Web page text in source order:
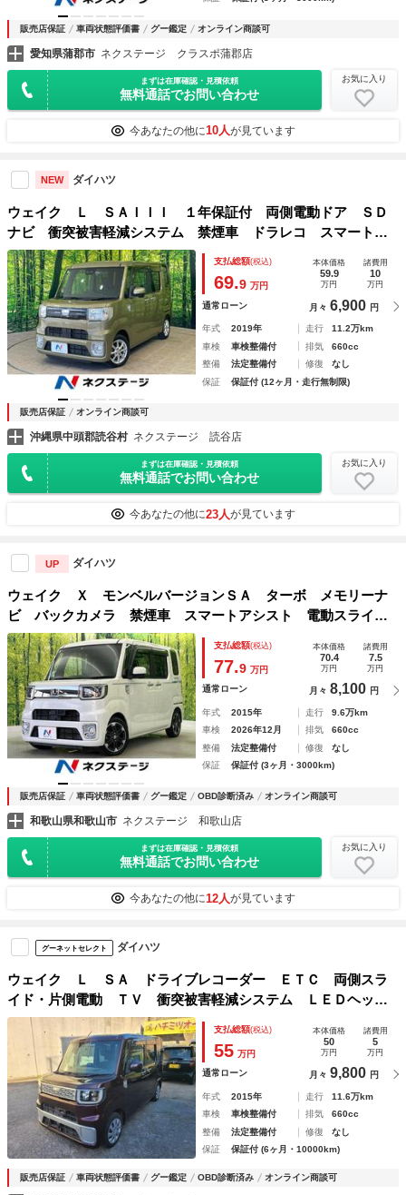
販売店保証 車両状態評価書 グー鑑定 オンライン商談可
愛知県蒲郡市 ネクステージ クラスポ蒲郡店
まずは在庫確認・見積依頼
無料通話でお問い合わせ
お気に入り
今あなたの他に10人が見ています
NEW ダイハツ
ウェイク Ｌ ＳＡＩＩＩ １年保証付 両側電動ドア ＳＤ
ナビ 衝突被害軽減システム 禁煙車 ドラレコ スマートキ
ー 純正１４インチアルミ オートハイビーム ロールサンシ
ェード Ｂｌｕｅｔｏｏｔｈ ＣＤ ＤＶＤ再生 フルセグ
支払総額(税込)
69.9 万円
本体価格
59.9
万円
諸費用
10
万円
通常ローン 月々 6,900 円
年式 2019年 走行
11.2万km
車検
車検整備付 排気
660cc
整備
法定整備付 修復
なし
保証
保証付 (12ヶ月・走行無制限)
販売店保証 オンライン商談可
沖縄県中頭郡読谷村 ネクステージ 読谷店
まずは在庫確認・見積依頼
無料通話でお問い合わせ
お気に入り
今あなたの他に23人が見ています
UP ダイハツ
ウェイク Ｘ モンベルバージョンＳＡ ターボ メモリーナ
ビ バックカメラ 禁煙車 スマートアシスト 電動スライド
ドア ＬＥＤヘッド ＥＴＣ 純正１５インチアルミ スマー
トキー＆プッシュスタート ロールサンシェイド
支払総額(税込)
77.9 万円
本体価格
70.4
万円
諸費用
7.5
万円
通常ローン 月々 8,100 円
年式 2015年 走行
9.6万km
車検
2026年12月 排気
660cc
整備
法定整備付 修復
なし
保証
保証付 (3ヶ月・3000km)
販売店保証 車両状態評価書 グー鑑定 OBD診断済み オンライン商談可
和歌山県和歌山市 ネクステージ 和歌山店
まずは在庫確認・見積依頼
無料通話でお問い合わせ
お気に入り
今あなたの他に12人が見ています
グーネットセレクト ダイハツ
ウェイク Ｌ ＳＡ ドライブレコーダー ＥＴＣ 両側スラ
イド・片側電動 ＴＶ 衝突被害軽減システム ＬＥＤヘッド
ランプ スマートキー アイドリングストップ ベンチシー
ト ＣＶＴ 盗難防止システム ＡＢＳ ＥＳＣ ＣＤ
支払総額(税込)
55 万円
本体価格
50
万円
諸費用
5
万円
通常ローン 月々 9,800 円
年式 2015年 走行
11.6万km
車検
車検整備付 排気
660cc
整備
法定整備付 修復
なし
保証
保証付 (6ヶ月・10000km)
販売店保証 車両状態評価書 グー鑑定 OBD診断済み オンライン商談可